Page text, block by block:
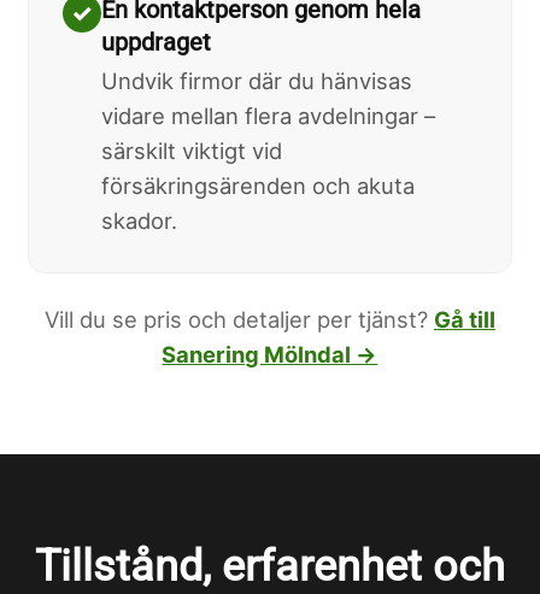
✓ En kontaktperson genom hela
uppdraget
Undvik firmor där du hänvisas
vidare mellan flera avdelningar –
särskilt viktigt vid
försäkringsärenden och akuta
skador.
Vill du se pris och detaljer per tjänst? Gå till
Sanering Mölndal →
Tillstånd, erfarenhet och